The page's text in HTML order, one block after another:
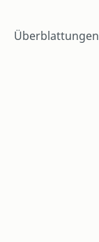
Überblattungen